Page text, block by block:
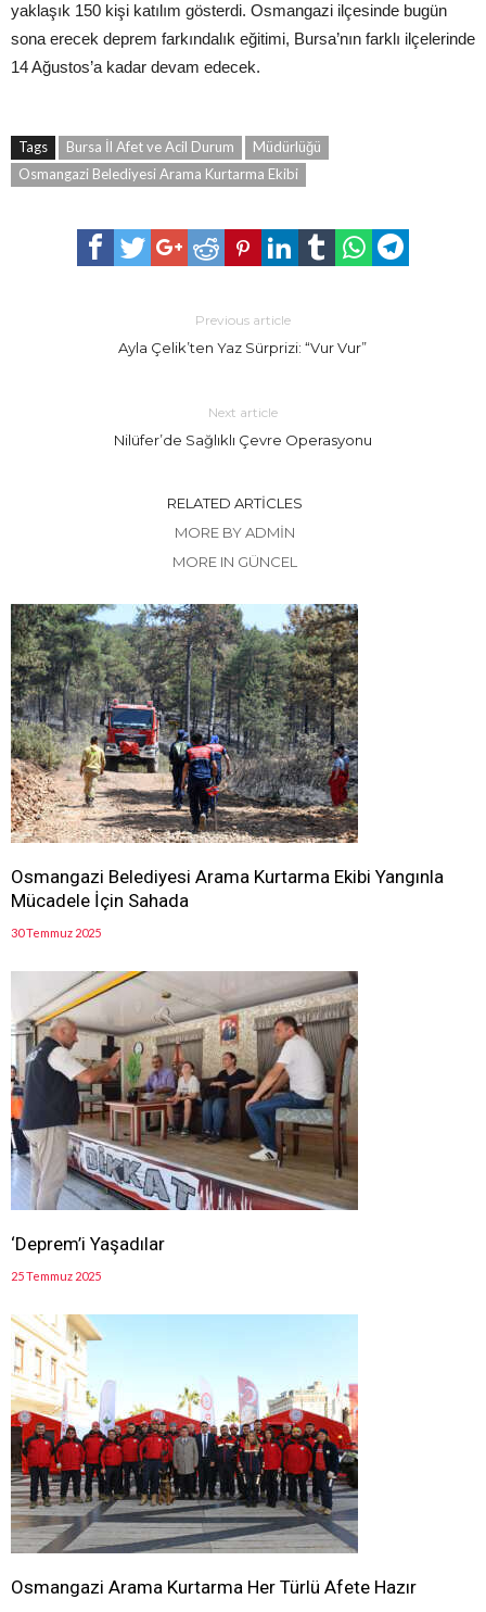
yaklaşık 150 kişi katılım gösterdi. Osmangazi ilçesinde bugün
sona erecek deprem farkındalık eğitimi, Bursa’nın farklı ilçelerinde
14 Ağustos’a kadar devam edecek.
Tags Bursa İl Afet ve Acil Durum
Müdürlüğü
Osmangazi Belediyesi Arama Kurtarma Ekibi
Previous article
Ayla Çelik’ten Yaz Sürprizi: “Vur Vur”
Next article
Nilüfer’de Sağlıklı Çevre Operasyonu
RELATED ARTICLES
MORE BY ADMIN
MORE IN GÜNCEL
Osmangazi Belediyesi Arama Kurtarma Ekibi Yangınla
Mücadele İçin Sahada
30 Temmuz 2025
‘Deprem’i Yaşadılar
25 Temmuz 2025
Osmangazi Arama Kurtarma Her Türlü Afete Hazır